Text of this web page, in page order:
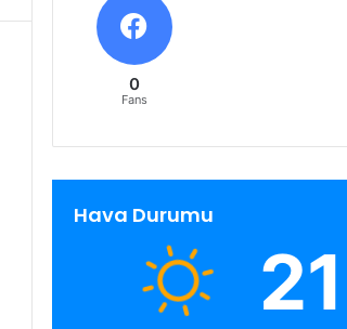
0
Fans
Hava Durumu
21